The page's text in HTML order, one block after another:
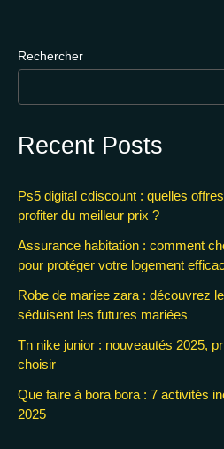
Rechercher
Recent Posts
Ps5 digital cdiscount : quelles
profiter du meilleur prix ?
Assurance habitation : comment
pour protéger votre logement
Robe de mariee zara : découvrez
séduisent les futures mariées
Tn nike junior : nouveautés 2025,
choisir
Que faire à bora bora : 7 activités
2025